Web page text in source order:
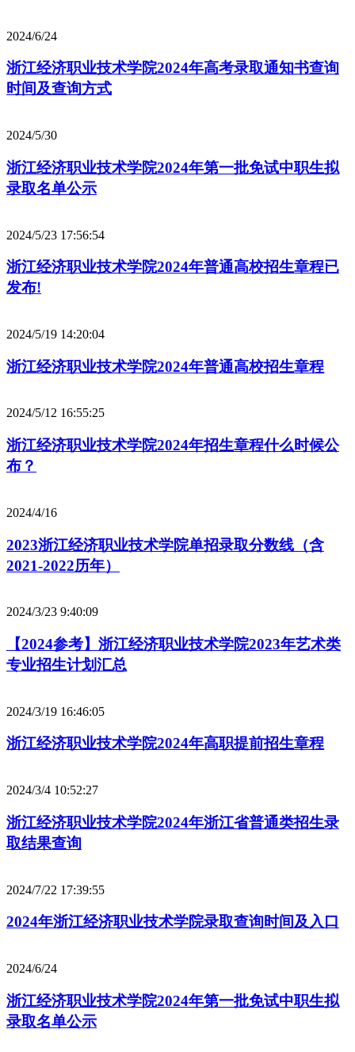
2024/6/24
浙江经济职业技术学院2024年高考录取通知书查询
时间及查询方式
2024/5/30
浙江经济职业技术学院2024年第一批免试中职生拟
录取名单公示
2024/5/23 17:56:54
浙江经济职业技术学院2024年普通高校招生章程已
发布!
2024/5/19 14:20:04
浙江经济职业技术学院2024年普通高校招生章程
2024/5/12 16:55:25
浙江经济职业技术学院2024年招生章程什么时候公
布？
2024/4/16
2023浙江经济职业技术学院单招录取分数线（含
2021-2022历年）
2024/3/23 9:40:09
【2024参考】浙江经济职业技术学院2023年艺术类
专业招生计划汇总
2024/3/19 16:46:05
浙江经济职业技术学院2024年高职提前招生章程
2024/3/4 10:52:27
浙江经济职业技术学院2024年浙江省普通类招生录
取结果查询
2024/7/22 17:39:55
2024年浙江经济职业技术学院录取查询时间及入口
2024/6/24
浙江经济职业技术学院2024年第一批免试中职生拟
录取名单公示